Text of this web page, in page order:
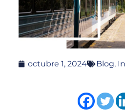
octubre 1, 2024 Blog,